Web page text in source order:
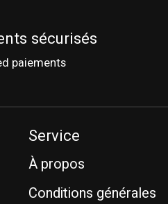
sécurisés
paiements
Service
À propos
Conditions générales